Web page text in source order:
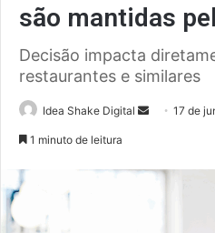
são mantidas
Decisão impacta
restaurantes e similares
Idea Shake Digital
Mande
mail
17 de
1 minuto de leitura